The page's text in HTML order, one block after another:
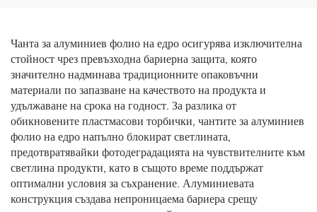
Чанта за алуминиев фолио на едро осигурява изключителна
стойност чрез превъзходна бариерна защита, която
значително надминава традиционните опаковъчни
материали по запазване на качеството на продукта и
удължаване на срока на годност. За разлика от
обикновените пластмасови торбички, чантите за алуминиев
фолио на едро напълно блокират светлината,
предотвратявайки фотодеградацията на чувствителните към
светлина продукти, като в същото време поддържат
оптимални условия за съхранение. Алуминиевата
конструкция създава непроницаема бариера срещу